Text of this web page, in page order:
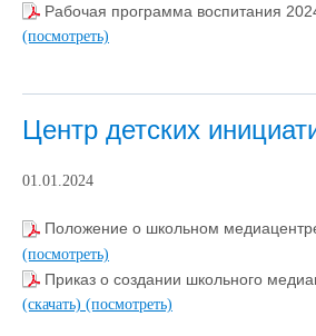
Рабочая программа воспитания
(посмотреть)
Центр детских
01.01.2024
Положение о школьном
(посмотреть)
Приказ о создании школьного
(скачать) (посмотреть)